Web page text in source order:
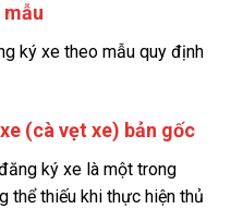
ký xe theo mẫu quy định
(cà vẹt xe) bản gốc
ký xe là một trong
thể thiếu khi thực hiện thủ